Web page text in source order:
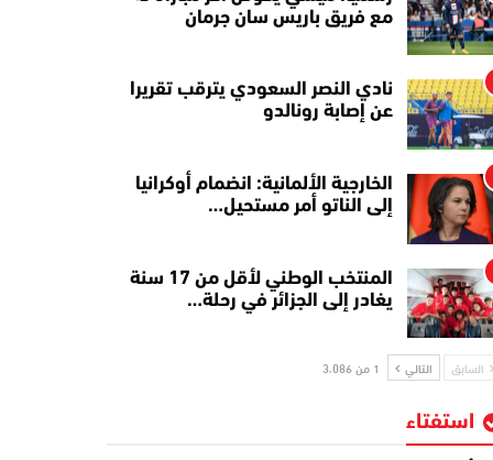
مع فريق باريس سان جرمان
نادي النصر السعودي يترقب تقريرا
عن إصابة رونالدو
الخارجية الألمانية: انضمام أوكرانيا
إلى الناتو أمر مستحيل…
المنتخب الوطني لأقل من 17 سنة
يغادر إلى الجزائر في رحلة…
السابق التالي 1 من 3٬086
استفتاء